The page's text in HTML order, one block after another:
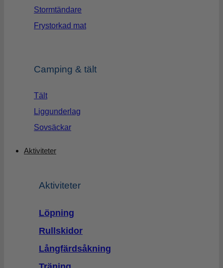
Stormtändare
Frystorkad mat
Camping & tält
Tält
Liggunderlag
Sovsäckar
Aktiviteter
Aktiviteter
Löpning
Rullskidor
Långfärdsåkning